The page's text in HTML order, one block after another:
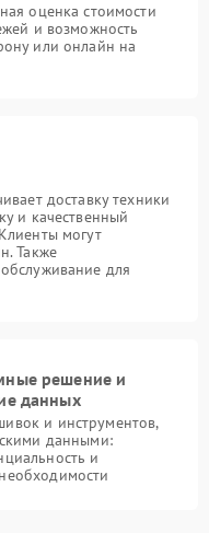
оценка стоимости
и возможность
или онлайн на
доставку техники
и качественный
могут
Также
для
решение и
данных
и инструментов,
данными:
и